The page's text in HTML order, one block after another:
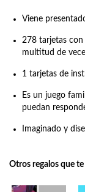
Viene
278 tarjetas
multitud de
1 tarjetas de
Es un juego
puedan
Imaginado y
Otros regalos que